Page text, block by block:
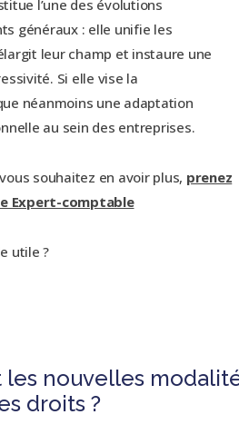
l’une des évolutions
généraux : elle unifie les
leur champ et instaure une
Si elle vise la
néanmoins une adaptation
au sein des entreprises.
souhaitez en avoir plus, prenez
Expert-comptable
utile ?
les nouvelles
droits ?